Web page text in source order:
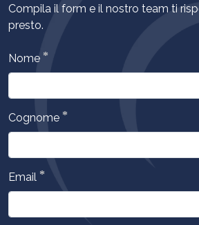
Compila il form e il nostro team ti
presto.
Nome *
Cognome *
Email *